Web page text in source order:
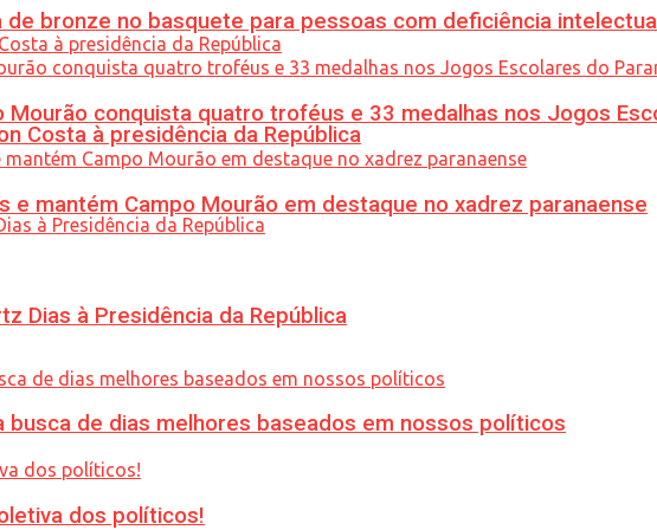
Costa à presidência da República
Dias à Presidência da República
bronze no basquete para pessoas com deficiência
Mourão conquista quatro troféus e 33 medalhas nos Jogos
e mantém Campo Mourão em destaque no xadrez paranaense
busca de dias melhores baseados em nossos políticos
dos políticos!